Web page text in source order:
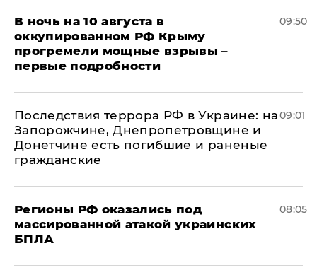
В ночь на 10 августа в
оккупированном РФ Крыму
прогремели мощные взрывы –
первые подробности
09:50
Последствия террора РФ в Украине: на
Запорожчине, Днепропетровщине и
Донетчине есть погибшие и раненые
гражданские
09:01
Регионы РФ оказались под
массированной атакой украинских
БПЛА
08:05